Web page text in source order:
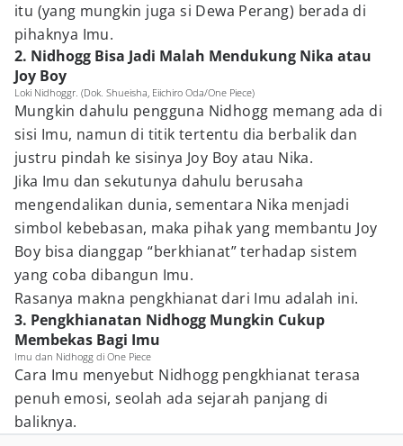
itu (yang mungkin juga si Dewa Perang) berada di
pihaknya Imu.
2. Nidhogg Bisa Jadi Malah Mendukung Nika atau
Joy Boy
Loki Nidhoggr. (Dok. Shueisha, Eiichiro Oda/One Piece)
Mungkin dahulu pengguna Nidhogg memang ada di
sisi Imu, namun di titik tertentu dia berbalik dan
justru pindah ke sisinya Joy Boy atau Nika.
Jika Imu dan sekutunya dahulu berusaha
mengendalikan dunia, sementara Nika menjadi
simbol kebebasan, maka pihak yang membantu Joy
Boy bisa dianggap “berkhianat” terhadap sistem
yang coba dibangun Imu.
Rasanya makna pengkhianat dari Imu adalah ini.
3. Pengkhianatan Nidhogg Mungkin Cukup
Membekas Bagi Imu
Imu dan Nidhogg di One Piece
Cara Imu menyebut Nidhogg pengkhianat terasa
penuh emosi, seolah ada sejarah panjang di
baliknya.